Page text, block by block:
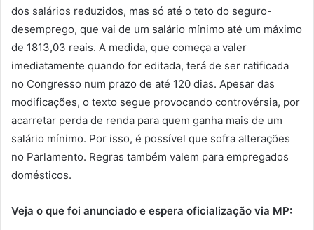
dos salários reduzidos, mas só até o teto do seguro-
desemprego, que vai de um salário mínimo até um máximo
de 1813,03 reais. A medida, que começa a valer
imediatamente quando for editada, terá de ser ratificada
no Congresso num prazo de até 120 dias. Apesar das
modificações, o texto segue provocando controvérsia, por
acarretar perda de renda para quem ganha mais de um
salário mínimo. Por isso, é possível que sofra alterações
no Parlamento. Regras também valem para empregados
domésticos.
Veja o que foi anunciado e espera oficialização via MP: